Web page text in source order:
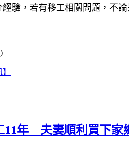
驗，若有移工相關問題，不
)
11年 夫妻順利買下家